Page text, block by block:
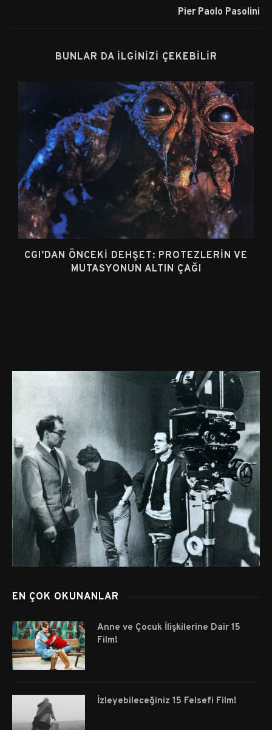
Pier Paolo Pasolini
BUNLAR DA İLGINIZI ÇEKEBILIR
CGI’DAN ÖNCEKI DEHŞET: PROTEZLERIN VE
MUTASYONUN ALTIN ÇAĞI
EN ÇOK OKUNANLAR
Anne ve Çocuk İlişkilerine Dair 15
Film!
İzleyebileceğiniz 15 Felsefi Film!